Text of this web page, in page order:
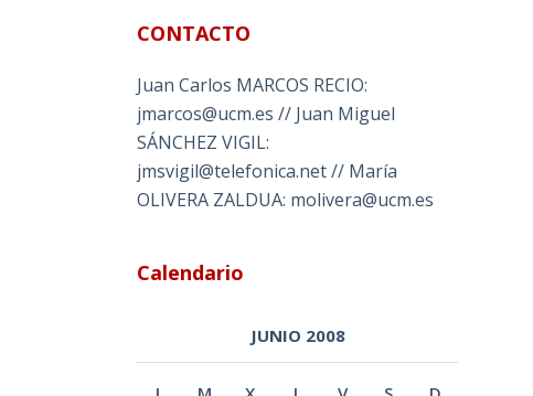
CONTACTO
Juan Carlos MARCOS RECIO:
jmarcos@ucm.es // Juan Miguel
SÁNCHEZ VIGIL:
jmsvigil@telefonica.net // María
OLIVERA ZALDUA: molivera@ucm.es
Calendario
JUNIO 2008